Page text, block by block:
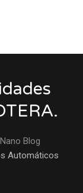
Nano Blog
Automáticos